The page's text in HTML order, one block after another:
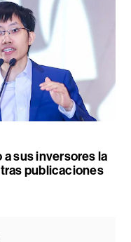
sus inversores la
publicaciones